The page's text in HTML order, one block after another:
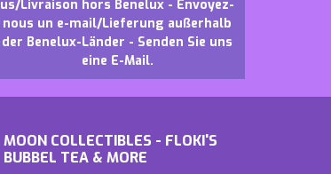
us/Livraison hors Benelux - Envoyez-
nous un e-mail/Lieferung außerhalb
der Benelux-Länder - Senden Sie uns
eine E-Mail.
MOON COLLECTIBLES - FLOKI'S
BUBBEL TEA & MORE